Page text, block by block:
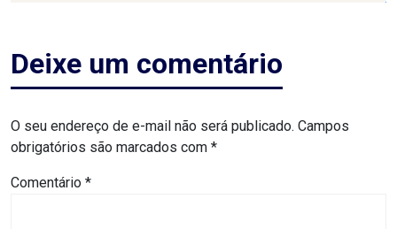
LEGISLATIVA
DO
RN
Deixe um comentário
O seu endereço de e-mail não será publicado. Campos
obrigatórios são marcados com *
Comentário *